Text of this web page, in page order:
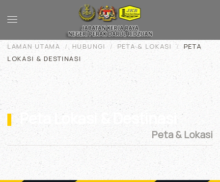
Skip to main content
LAMAN UTAMA HUBUNGI PETA & LOKASI
PETA
LOKASI & DESTINASI
Peta Lokasi & Destinasi
Peta & Lokasi